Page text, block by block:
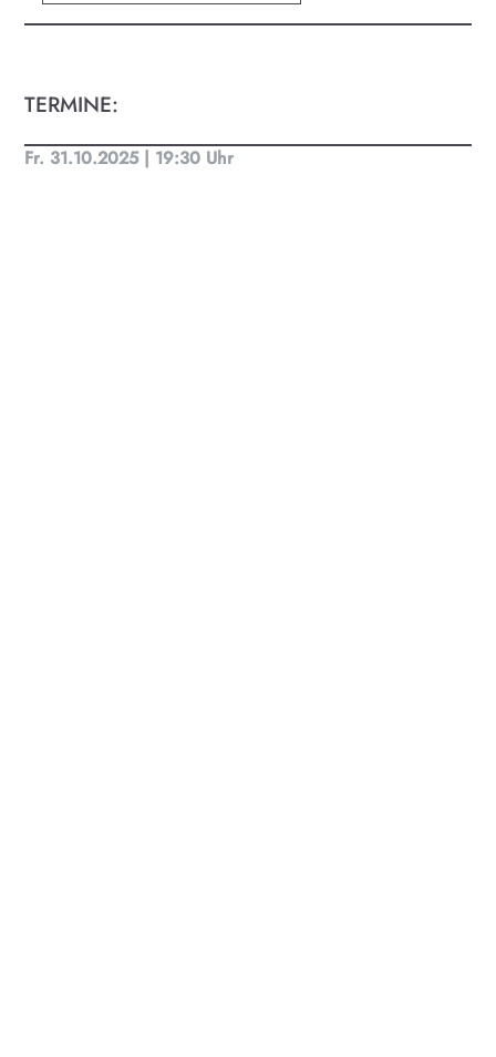
TERMINE:
Fr. 31.10.2025 | 19:30 Uhr
Kultur in Salzburg auf einen Blick